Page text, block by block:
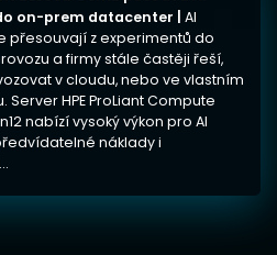
on-prem datacenter |AI
přesouvají z experimentů do
a firmy stále častěji řeší,
v cloudu, nebo ve vlastním
Server HPE ProLiant Compute
nabízí vysoký výkon pro AI
náklady i